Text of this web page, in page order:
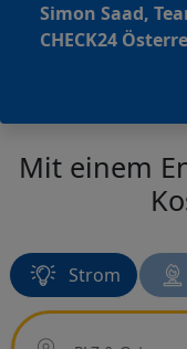
Simon Saad,
CHECK24
Mit einem
Strom
Ort